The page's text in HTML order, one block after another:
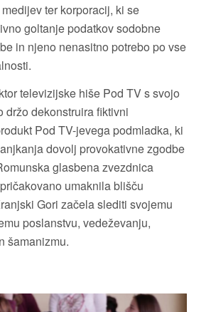
medijev ter korporacij, ki se
goltanje podatkov sodobne
in njeno nenasitno potrebo po vse
televizijske hiše Pod TV s svojo
držo dekonstruira fiktivni
Pod TV-jevega podmladka, ki
dovolj provokativne zgodbe
glasbena zvezdnica
umaknila blišču
Gori začela slediti svojemu
poslanstvu, vedeževanju,
šamanizmu.